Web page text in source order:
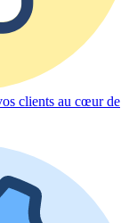
clients au cœur de